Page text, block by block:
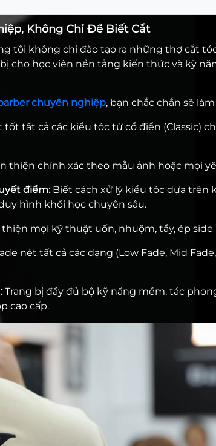
Không Chỉ Để Biết Cắt
tôi không chỉ đào tạo ra những thợ cắt
cho học viên nền tảng kiến thức và kỹ
chuyên nghiệp, bạn chắc chắn sẽ
tốt tất cả các kiểu tóc từ cổ điển (Classic)
thiện chính xác theo mẫu ảnh hoặc mọi
điểm:Biết cách xử lý kiểu tóc dựa trên
hình khối học chuyên sâu.
mọi kỹ thuật uốn, nhuộm, tẩy, ép side
nét tất cả các dạng (Low Fade, Mid
Trang bị đầy đủ bộ kỹ năng mềm, tác
cao cấp.